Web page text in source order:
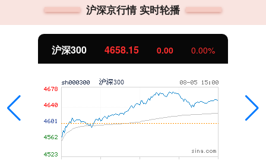
沪深京行情 实时轮播
沪深300 4658.15 0.00 0.00%